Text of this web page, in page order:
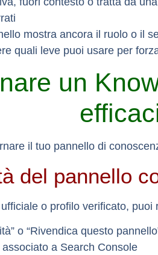
mostra ancora il ruolo o il
quali leve puoi usareper
un
il tuo pannello di
del pannello
o profilo verificato, puoi
” o “Rivendica questo pannello
a Search Console